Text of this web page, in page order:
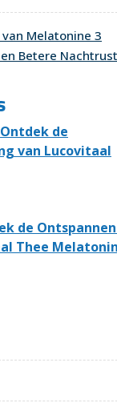
Melatonine 3
Betere Nachtrust
Ontdek de
van Lucovitaal
de
Thee